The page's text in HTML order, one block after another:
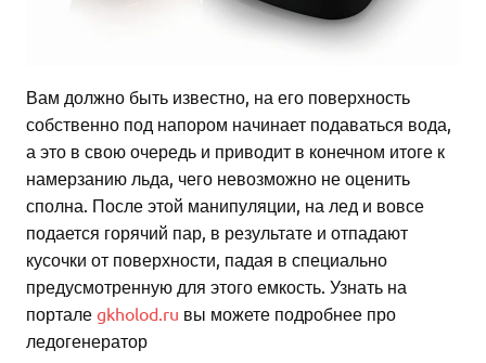
Вам должно быть известно, на его поверхность
собственно под напором начинает подаваться вода,
а это в свою очередь и приводит в конечном итоге к
намерзанию льда, чего невозможно не оценить
сполна. После этой манипуляции, на лед и вовсе
подается горячий пар, в результате и отпадают
кусочки от поверхности, падая в специально
предусмотренную для этого емкость. Узнать на
портале gkholod.ru вы можете подробнее про
ледогенератор